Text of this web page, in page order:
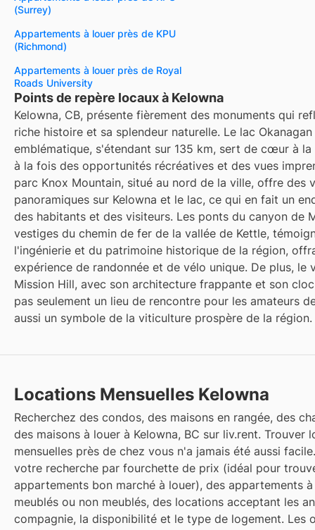
(Surrey)
Appartements à louer près de KPU
(Richmond)
Appartements à louer près de Royal
Roads University
Points de repère locaux à Kelowna
Kelowna, CB, présente fièrement des monuments qui
riche histoire et sa splendeur naturelle. Le lac Okanagan
emblématique, s'étendant sur 135 km, sert de cœur à
à la fois des opportunités récréatives et des vues
parc Knox Mountain, situé au nord de la ville, offre des
panoramiques sur Kelowna et le lac, ce qui en fait un
des habitants et des visiteurs. Les ponts du canyon de
vestiges du chemin de fer de la vallée de Kettle,
l'ingénierie et du patrimoine historique de la région,
expérience de randonnée et de vélo unique. De plus, le
Mission Hill, avec son architecture frappante et son
pas seulement un lieu de rencontre pour les amateurs
aussi un symbole de la viticulture prospère de la région.
Locations Mensuelles Kelowna
Recherchez des condos, des maisons en rangée, des
des maisons à louer à Kelowna, BC sur liv.rent. Trouver
mensuelles près de chez vous n'a jamais été aussi
votre recherche par fourchette de prix (idéal pour
appartements bon marché à louer), des appartements
meublés ou non meublés, des locations acceptant les
compagnie, la disponibilité et le type de logement. Les